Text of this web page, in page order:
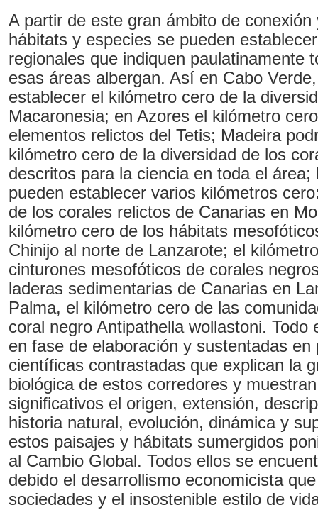
A partir de este gran ámbito de
hábitats y especies se pueden
regionales que indiquen paulatinamente
esas áreas albergan. Así en Cabo
establecer el kilómetro cero de la
Macaronesia; en Azores el kilómetro
elementos relictos del Tetis; Madeira
kilómetro cero de la diversidad de los
descritos para la ciencia en toda el área;
pueden establecer varios kilómetros
de los corales relictos de Canarias en
kilómetro cero de los hábitats
Chinijo al norte de Lanzarote; el
cinturones mesofóticos de corales
laderas sedimentarias de Canarias en
Palma, el kilómetro cero de las
coral negro Antipathella wollastoni. Todo
en fase de elaboración y sustentadas en
científicas contrastadas que explican la
biológica de estos corredores y
significativos el origen, extensión,
historia natural, evolución, dinámica y
estos paisajes y hábitats sumergidos
al Cambio Global. Todos ellos se
debido el desarrollismo economicista
sociedades y el insostenible estilo de